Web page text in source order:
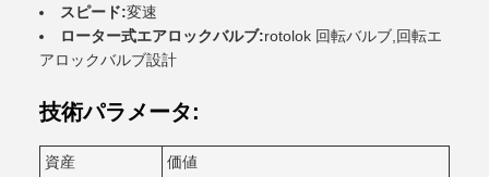
スピード:変速
ローター式エアロックバルブ:rotolok 回転バルブ,回転エ
アロックバルブ設計
技術パラメータ:
資産
価値